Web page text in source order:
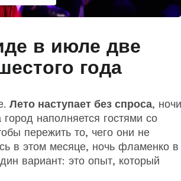
в июле две
года
Лето наступает без спроса, ночи
наполняется гостями со
пережить то, чего они не
в этом месяце, ночь фламенко в
вариант: это опыт, который